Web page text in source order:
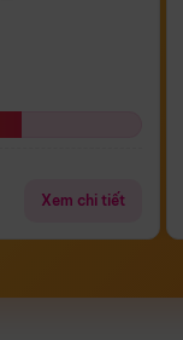
Xem chi tiết